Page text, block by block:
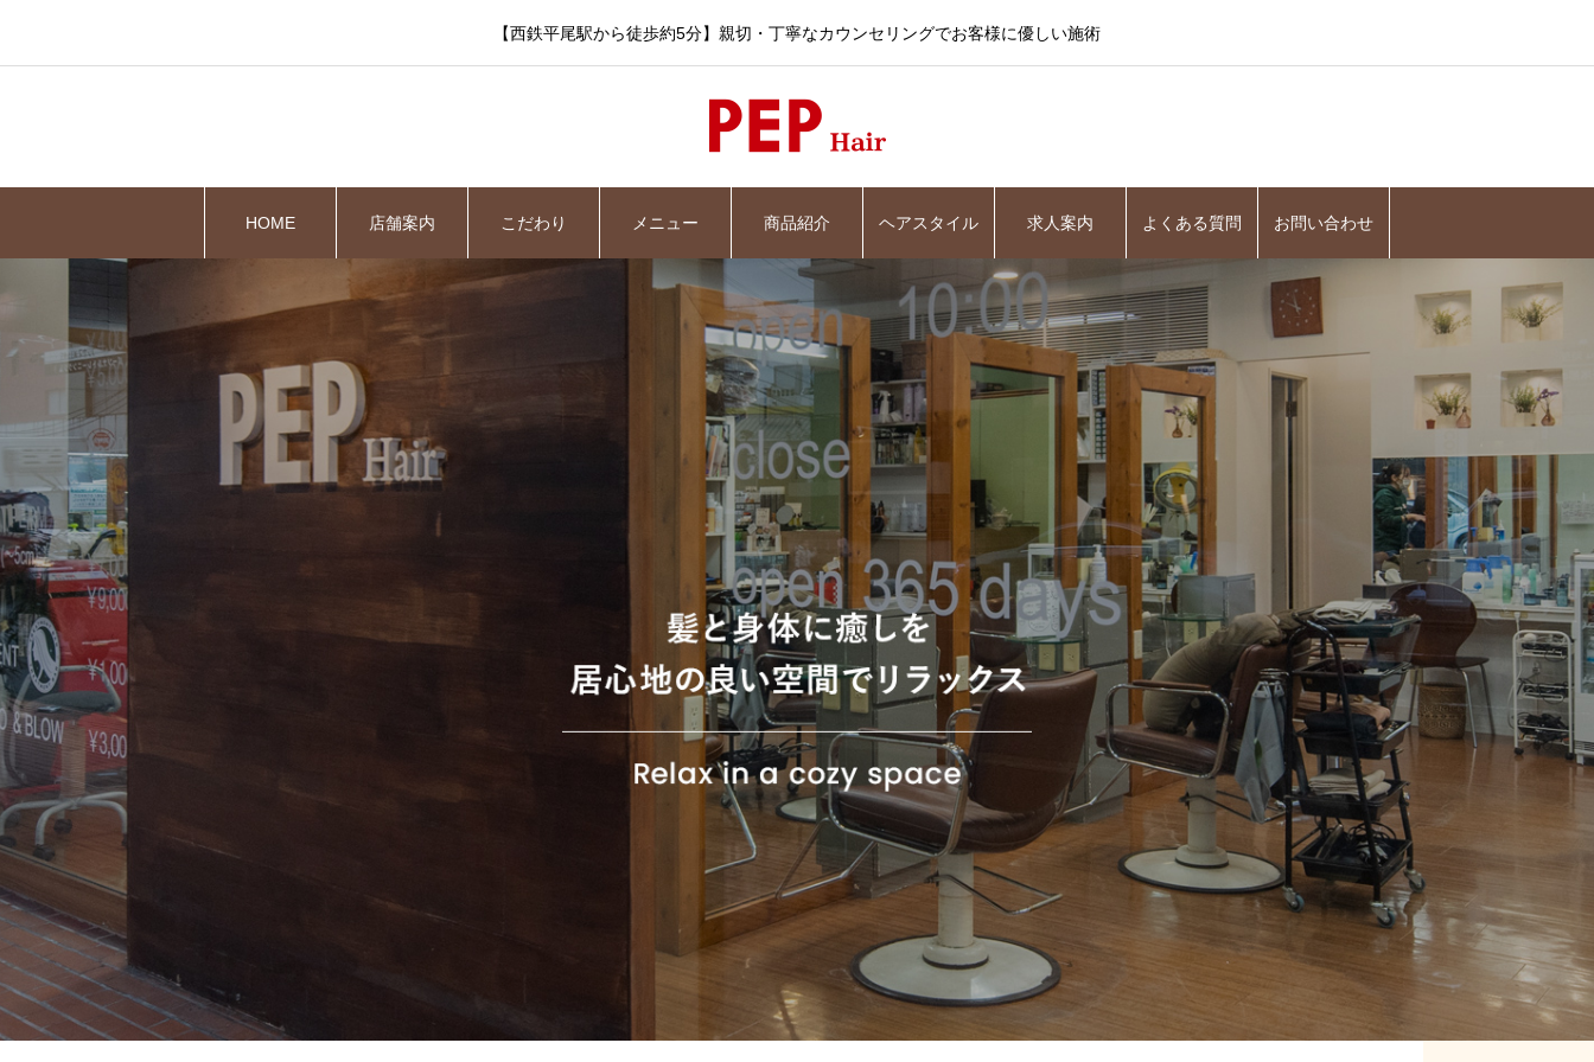
【西鉄平尾駅から徒歩約5分】親切・丁寧なカウンセリングでお客様に優しい施術
HOME 店舗案内 こだわり メニュー 商品紹介 ヘアスタイル 求人案内 よくある質問 お問い合わせ